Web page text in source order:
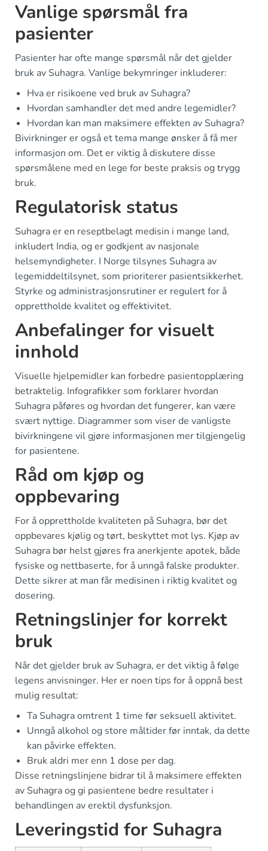
Vanlige spørsmål fra
pasienter
Pasienter har ofte mange spørsmål når det gjelder
bruk av Suhagra. Vanlige bekymringer inkluderer:
Hva er risikoene ved bruk av Suhagra?
Hvordan samhandler det med andre legemidler?
Hvordan kan man maksimere effekten av Suhagra?
Bivirkninger er også et tema mange ønsker å få mer
informasjon om. Det er viktig å diskutere disse
spørsmålene med en lege for beste praksis og trygg
bruk.
Regulatorisk status
Suhagra er en reseptbelagt medisin i mange land,
inkludert India, og er godkjent av nasjonale
helsemyndigheter. I Norge tilsynes Suhagra av
legemiddeltilsynet, som prioriterer pasientsikkerhet.
Styrke og administrasjonsrutiner er regulert for å
opprettholde kvalitet og effektivitet.
Anbefalinger for visuelt
innhold
Visuelle hjelpemidler kan forbedre pasientopplæring
betraktelig. Infografikker som forklarer hvordan
Suhagra påføres og hvordan det fungerer, kan være
svært nyttige. Diagrammer som viser de vanligste
bivirkningene vil gjøre informasjonen mer tilgjengelig
for pasientene.
Råd om kjøp og
oppbevaring
For å opprettholde kvaliteten på Suhagra, bør det
oppbevares kjølig og tørt, beskyttet mot lys. Kjøp av
Suhagra bør helst gjøres fra anerkjente apotek, både
fysiske og nettbaserte, for å unngå falske produkter.
Dette sikrer at man får medisinen i riktig kvalitet og
dosering.
Retningslinjer for korrekt
bruk
Når det gjelder bruk av Suhagra, er det viktig å følge
legens anvisninger. Her er noen tips for å oppnå best
mulig resultat:
Ta Suhagra omtrent 1 time før seksuell aktivitet.
Unngå alkohol og store måltider før inntak, da dette
kan påvirke effekten.
Bruk aldri mer enn 1 dose per dag.
Disse retningslinjene bidrar til å maksimere effekten
av Suhagra og gi pasientene bedre resultater i
behandlingen av erektil dysfunksjon.
Leveringstid for Suhagra